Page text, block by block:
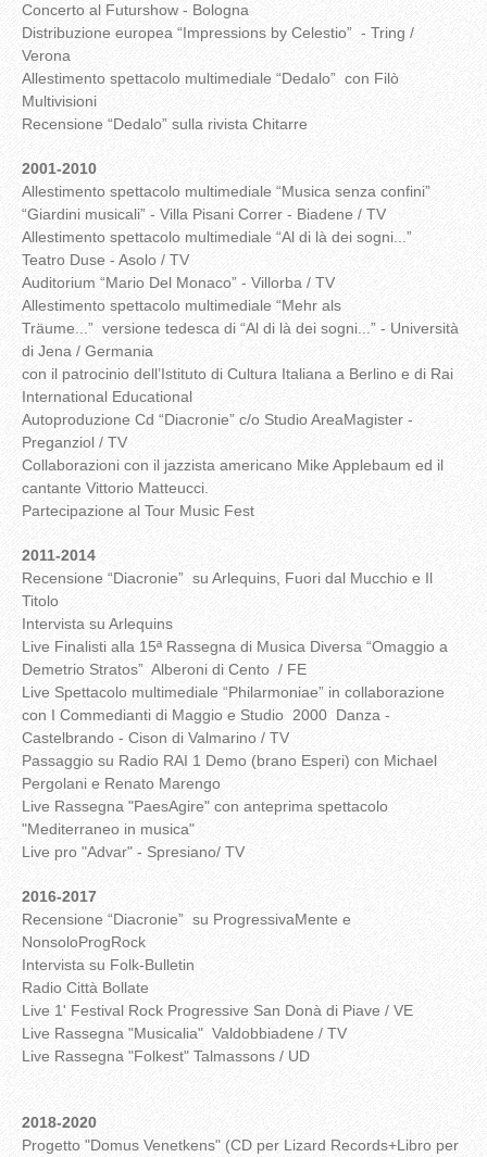
Concerto al Futurshow - Bologna
Distribuzione europea “Impressions by Celestio” - Tring /
Verona
Allestimento spettacolo multimediale “Dedalo” con Filò
Multivisioni
Recensione “Dedalo” sulla rivista Chitarre
2001-2010
Allestimento spettacolo multimediale “Musica senza confini”
“Giardini musicali” - Villa Pisani Correr - Biadene / TV
Allestimento spettacolo multimediale “Al di là dei sogni...”
Teatro Duse - Asolo / TV
Auditorium “Mario Del Monaco” - Villorba / TV
Allestimento spettacolo multimediale “Mehr als
Träume...” versione tedesca di “Al di là dei sogni...” - Università
di Jena / Germania
con il patrocinio dell’Istituto di Cultura Italiana a Berlino e di Rai
International Educational
Autoproduzione Cd “Diacronie” c/o Studio AreaMagister -
Preganziol / TV
Collaborazioni con il jazzista americano Mike Applebaum ed il
cantante Vittorio Matteucci.
Partecipazione al Tour Music Fest
2011-2014
Recensione “Diacronie” su Arlequins, Fuori dal Mucchio e Il
Titolo
Intervista su Arlequins
Live Finalisti alla 15ª Rassegna di Musica Diversa “Omaggio a
Demetrio Stratos” Alberoni di Cento / FE
Live Spettacolo multimediale “Philarmoniae” in collaborazione
con I Commedianti di Maggio e Studio 2000 Danza -
Castelbrando - Cison di Valmarino / TV
Passaggio su Radio RAI 1 Demo (brano Esperi) con Michael
Pergolani e Renato Marengo
Live Rassegna "PaesAgire" con anteprima spettacolo
"Mediterraneo in musica"
Live pro "Advar" - Spresiano/ TV
2016-2017
Recensione “Diacronie” su ProgressivaMente e
NonsoloProgRock
Intervista su Folk-Bulletin
Radio Città Bollate
Live 1' Festival Rock Progressive San Donà di Piave / VE
Live Rassegna "Musicalia" Valdobbiadene / TV
Live Rassegna "Folkest" Talmassons / UD
2018-2020
Progetto "Domus Venetkens" (CD per Lizard Records+Libro per